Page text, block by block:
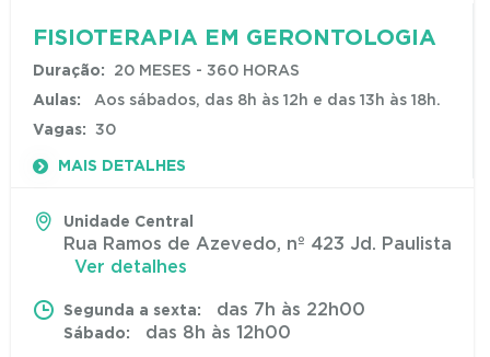
FISIOTERAPIA EM GERONTOLOGIA
Duração:
20 MESES - 360 HORAS
Aulas:
Aos sábados, das 8h às 12h e das 13h às 18h.
Vagas:
30
MAIS DETALHES
Unidade Central
Rua Ramos de Azevedo, nº 423 Jd. Paulista
Ver detalhes
Segunda a sexta: das 7h às 22h00
Sábado: das 8h às 12h00